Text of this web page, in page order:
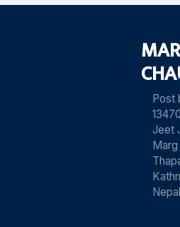
Post
Jeet
Marg
Nepal